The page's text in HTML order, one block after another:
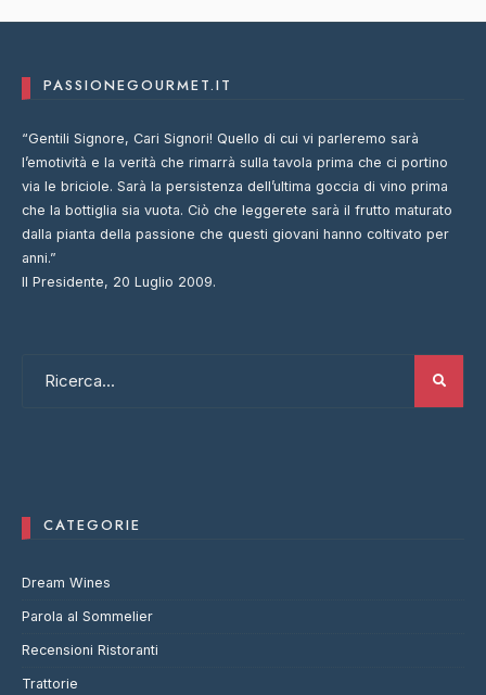
PASSIONEGOURMET.IT
“Gentili Signore, Cari Signori! Quello di cui vi parleremo sarà
l’emotività e la verità che rimarrà sulla tavola prima che ci portino
via le briciole. Sarà la persistenza dell’ultima goccia di vino prima
che la bottiglia sia vuota. Ciò che leggerete sarà il frutto maturato
dalla pianta della passione che questi giovani hanno coltivato per
anni.”
Il Presidente, 20 Luglio 2009.
CATEGORIE
Dream Wines
Parola al Sommelier
Recensioni Ristoranti
Trattorie